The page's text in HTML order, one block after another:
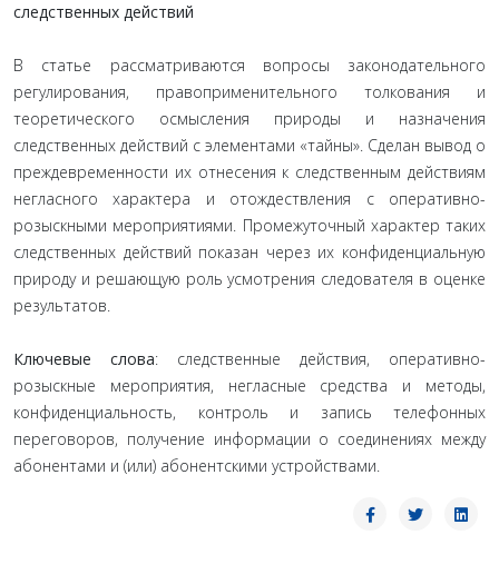
следственных действий
В статье рассматриваются вопросы законодательного
регулирования, правоприменительного толкования и
теоретического осмысления природы и назначения
следственных действий с элементами «тайны». Сделан вывод о
преждевременности их отнесения к следственным действиям
негласного характера и отождествления с оперативно-
розыскными мероприятиями. Промежуточный характер таких
следственных действий показан через их конфиденциальную
природу и решающую роль усмотрения следователя в оценке
результатов.
Ключевые слова: следственные действия, оперативно-
розыскные мероприятия, негласные средства и методы,
конфиденциальность, контроль и запись телефонных
переговоров, получение информации о соединениях между
абонентами и (или) абонентскими устройствами.